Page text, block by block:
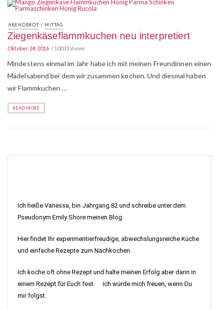
ABENDBROT / MITTAG
Ziegenkäseflammkuchen neu interpretiert
Oktober 24, 2016 10033 Views
Mindestens einmal im Jahr habe ich mit meinen Freundinnen einen
Mädelsabend bei dem wir zusammen kochen. Und diesmal haben
wir Flammkuchen …
READ MORE
Ich heiße Vanessa, bin Jahrgang 82 und schreibe unter dem
Pseudonym Emily Shore meinen Blog.
Hier findet Ihr experimentierfreudige, abwechslungsreiche Küche
und einfache Rezepte zum Nachkochen.
Ich koche oft ohne Rezept und halte meinen Erfolg aber dann in
einem Rezept für Euch fest. Ich würde mich freuen, wenn Du
mir folgst.